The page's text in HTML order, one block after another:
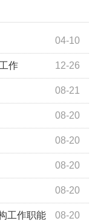
04-10
12-26
作
08-21
08-20
08-20
08-20
08-20
08-20
工作职能